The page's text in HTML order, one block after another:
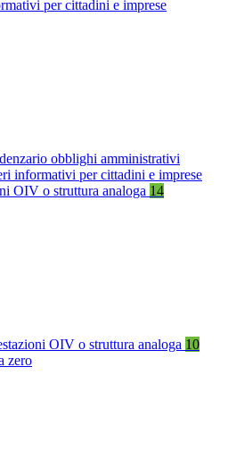
per cittadini e imprese
obblighi amministrativi
informativi per cittadini e imprese
OIV o struttura analoga 14
OIV o struttura analoga 10
zero